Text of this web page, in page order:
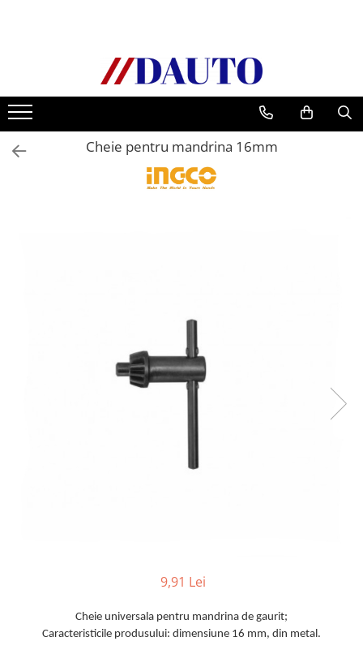
Bullbare, Suporti lumini camioane
Accesorii inox
DAF
CF Euro 6
Cheie pentru mandrina 16mm
9,91 Lei
Cheie universala pentru mandrina de gaurit;
Caracteristicile produsului: dimensiune 16 mm, din metal.